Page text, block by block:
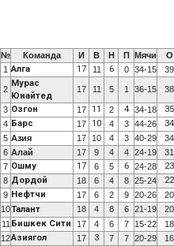
№ Команда И В Н П Мячи
О
1 Алга 17 11 6 0 34-15 39
2
Мурас
Юнайтед
17 11 5 1 36-15 38
3 Озгон 17 11 2 4 34-18 35
4 Барс 17 10 4 3 44-26 34
5 Азия 17 10 4 3 40-29
34
6 Алай 17 9 4 4 24-19
31
7 Ошму 17 6 5 6 24-28 23
8 Дордой 18 6 4 8 25-24 22
9 Нефтчи 17 6 2 9 20-26
20
10Талант 18 4 8 6 21-19
20
11 Бишкек Сити 17 4 6 7 15-22
18
12Азиягол 17 3 7 7 20-29
16